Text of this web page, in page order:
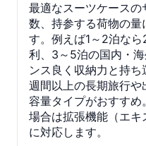
最適なスーツケース
数、持参する荷物の量
す。例えば1～2泊な
利、3～5泊の国内・
ンス良く収納力と持
週間以上の長期旅行
容量タイプがおすす
場合は拡張機能（エ
に対応します。